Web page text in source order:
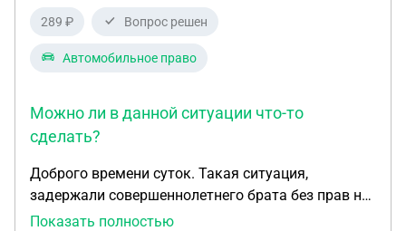
быть, что можно ожидать? Очень переживаю.
Участковый сказал, что арестовать не арестуют,
289 ₽ Вопрос решен
Автомобильное право
Можно ли в данной ситуации что-то
сделать?
Доброго времени суток. Такая ситуация,
задержали совершеннолетнего брата без прав на
машине бабушки, протокол на месте не
Показать полностью